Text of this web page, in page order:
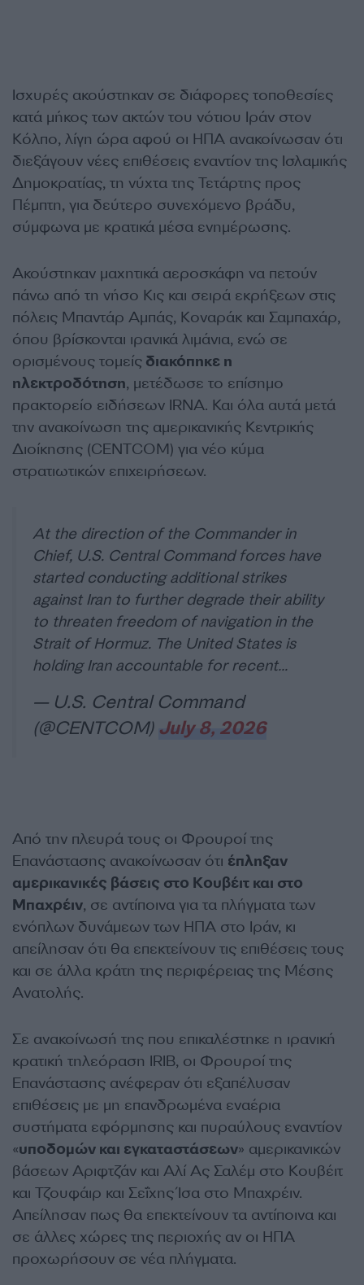
Ισχυρές ακούστηκαν σε διάφορες τοποθεσίες
κατά μήκος των ακτών του νότιου Ιράν στον
Κόλπο, λίγη ώρα αφού οι ΗΠΑ ανακοίνωσαν ότι
διεξάγουν νέες επιθέσεις εναντίον της Ισλαμικής
Δημοκρατίας, τη νύχτα της Τετάρτης προς
Πέμπτη, για δεύτερο συνεχόμενο βράδυ,
σύμφωνα με κρατικά μέσα ενημέρωσης.
Ακούστηκαν μαχητικά αεροσκάφη να πετούν
πάνω από τη νήσο Κις και σειρά εκρήξεων στις
πόλεις Μπαντάρ Αμπάς, Κοναράκ και Σαμπαχάρ,
όπου βρίσκονται ιρανικά λιμάνια, ενώ σε
ορισμένους τομείς διακόπηκε η
ηλεκτροδότηση, μετέδωσε το επίσημο
πρακτορείο ειδήσεων IRNA. Και όλα αυτά μετά
την ανακοίνωση της αμερικανικής Κεντρικής
Διοίκησης (CENTCOM) για νέο κύμα
στρατιωτικών επιχειρήσεων.
At the direction of the Commander in
Chief, U.S. Central Command forces have
started conducting additional strikes
against Iran to further degrade their ability
to threaten freedom of navigation in the
Strait of Hormuz. The United States is
holding Iran accountable for recent…
— U.S. Central Command
(@CENTCOM) July 8, 2026
Από την πλευρά τους οι Φρουροί της
Επανάστασης ανακοίνωσαν ότι έπληξαν
αμερικανικές βάσεις στο Κουβέιτ και στο
Μπαχρέιν, σε αντίποινα για τα πλήγματα των
ενόπλων δυνάμεων των ΗΠΑ στο Ιράν, κι
απείλησαν ότι θα επεκτείνουν τις επιθέσεις τους
και σε άλλα κράτη της περιφέρειας της Μέσης
Ανατολής.
Σε ανακοίνωσή της που επικαλέστηκε η ιρανική
κρατική τηλεόραση IRIB, οι Φρουροί της
Επανάστασης ανέφεραν ότι εξαπέλυσαν
επιθέσεις με μη επανδρωμένα εναέρια
συστήματα εφόρμησης και πυραύλους εναντίον
«υποδομών και εγκαταστάσεων» αμερικανικών
βάσεων Αριφτζάν και Αλί Ας Σαλέμ στο Κουβέιτ
και Τζουφάιρ και Σεΐχης Ίσα στο Μπαχρέιν.
Απείλησαν πως θα επεκτείνουν τα αντίποινα και
σε άλλες χώρες της περιοχής αν οι ΗΠΑ
προχωρήσουν σε νέα πλήγματα.